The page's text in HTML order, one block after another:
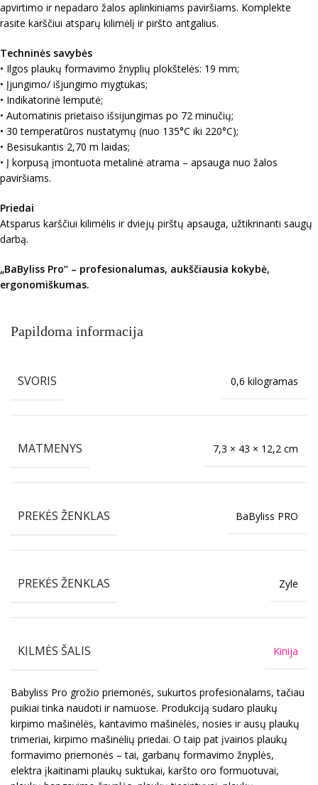
apvirtimo ir nepadaro žalos aplinkiniams paviršiams. Komplekte
rasite karščiui atsparų kilimėlį ir piršto antgalius.
Techninės savybės
• Ilgos plaukų formavimo žnyplių plokštelės: 19 mm;
• Įjungimo/ išjungimo mygtukas;
• Indikatorinė lemputė;
• Automatinis prietaiso išsijungimas po 72 minučių;
• 30 temperatūros nustatymų (nuo 135°C iki 220°C);
• Besisukantis 2,70 m laidas;
• Į korpusą įmontuota metalinė atrama – apsauga nuo žalos
paviršiams.
Priedai
Atsparus karščiui kilimėlis ir dviejų pirštų apsauga, užtikrinanti saugų
darbą.
„BaByliss Pro“ – profesionalumas, aukščiausia kokybė,
ergonomiškumas.
Papildoma informacija
SVORIS 0,6 kilogramas
MATMENYS 7,3 × 43 × 12,2 cm
PREKĖS ŽENKLAS BaByliss PRO
PREKĖS ŽENKLAS Zyle
KILMĖS ŠALIS Kinija
Babyliss Pro grožio priemonės, sukurtos profesionalams, tačiau
puikiai tinka naudoti ir namuose. Produkciją sudaro plaukų
kirpimo mašinėlės, kantavimo mašinėlės, nosies ir ausų plaukų
trimeriai, kirpimo mašinėlių priedai. O taip pat įvairios plaukų
formavimo priemonės – tai, garbanų formavimo žnyplės,
elektra įkaitinami plaukų suktukai, karšto oro formuotuvai,